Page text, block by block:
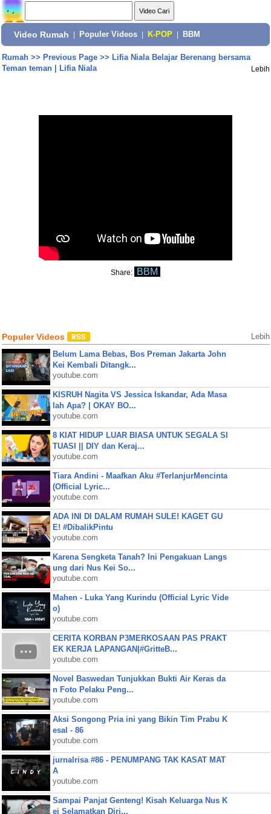
Video Rumah Populer Videos K-POP BBM
Rumah>> Previous Page>> Lifia Niala Belajar Berenang bersama
Teman teman | Lifia Niala
Lebih
Share: BBM
Populer Videos Lebih
Belum Lama Bebas, Bos Preman Jakarta John
Kei Kembali Ditangk...
youtube.com
KISRUH Nagita VS Jessica Iskandar, Ada Masa
lah Apa? | OKAY BO...
youtube.com
8 KIAT HIDUP LUAR BIASA UNTUK SEGALA SI
TUASI || DIY dan Keraj...
youtube.com
Tiara Andini - Maafkan Aku #TerlanjurMencinta
(Official Lyric...
youtube.com
ADA INI DI DALAM RUMAH SULE! KAGET GU
E! #DibalikPintu
youtube.com
Karena Sengketa Tanah? Ini Pengakuan Langs
ung dari Nus Kei So...
youtube.com
Mahen - Luka Yang Kurindu (Official Lyric Vide
o)
youtube.com
CERITA KORBAN P3MERKOSAAN PAS PRAKT
EK KERJA LAPANGAN|#GritteB...
youtube.com
Novel Baswedan Tunjukkan Bukti Air Keras da
n Foto Pelaku Peng...
youtube.com
Aksi Songong Pria ini yang Bikin Tim Prabu K
esal - 86
youtube.com
jurnalrisa #86 - PENUMPANG TAK KASAT MAT
A
youtube.com
Sampai Panjat Genteng! Kisah Keluarga Nus K
ei Selamatkan Diri...